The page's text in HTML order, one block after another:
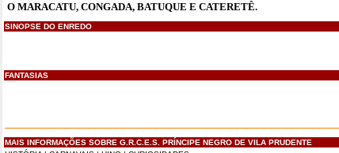
O MARACATU, CONGADA, BATUQUE E CATERETÊ.
SINOPSE DO ENREDO
FANTASIAS
MAIS INFORMAÇÕES SOBRE G.R.C.E.S. PRÍNCIPE NEGRO DE VILA PRUDENTE